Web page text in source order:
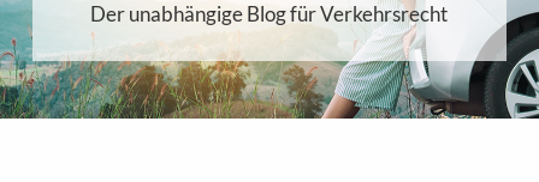
Der unabhängige Blog für Verkehrsrecht